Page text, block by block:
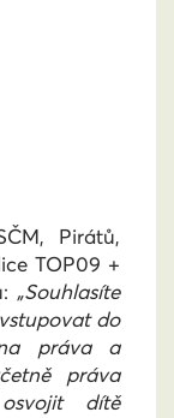
Pirátů,
TOP09 +
„Souhlasíte
do
práva a
práva
dítě